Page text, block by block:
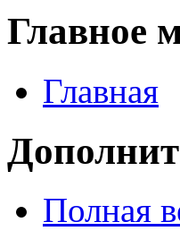
Главное
Главная
Полная